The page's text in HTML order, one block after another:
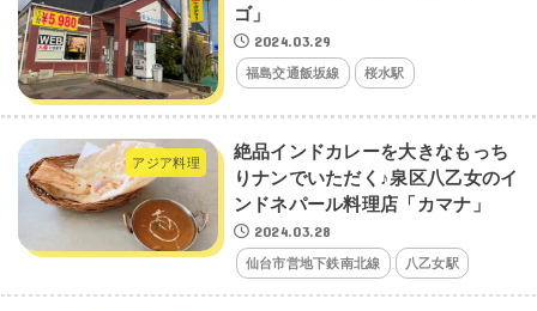
ゴ」
2024.03.29
福島交通飯坂線 桜水駅
アジア料理
絶品インドカレーを大きなもっち
りナンでいただく♪泉区八乙女のイ
ンドネパール料理店「カマナ」
2024.03.28
仙台市営地下鉄南北線 八乙女駅